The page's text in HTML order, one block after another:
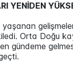
YENİDEN
Orta Doğu
gündeme